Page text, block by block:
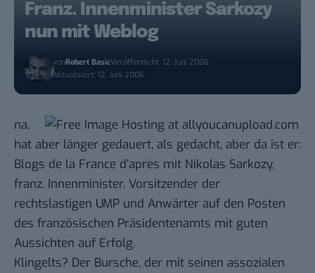
Franz. Innenminister Sarkozy
nun mit Weblog
vonRobert BasicVeröffentlicht: 12. Juni 2006
Aktualisiert: 12. Juni 2006
na,
hat aber länger gedauert, als gedacht, aber da ist er:
Blogs de la France d’après mit Nikolas Sarkozy,
franz. Innenminister, Vorsitzender der
rechtslastigen UMP und Anwärter auf den Posten
des französischen Präsidentenamts mit guten
Aussichten auf Erfolg.
Klingelts? Der Bursche, der mit seinen assozialen